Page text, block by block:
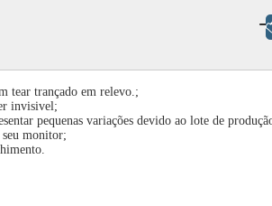
tear trançado em relevo.;
invisivel;
pequenas variações devido ao lote de
seu monitor;